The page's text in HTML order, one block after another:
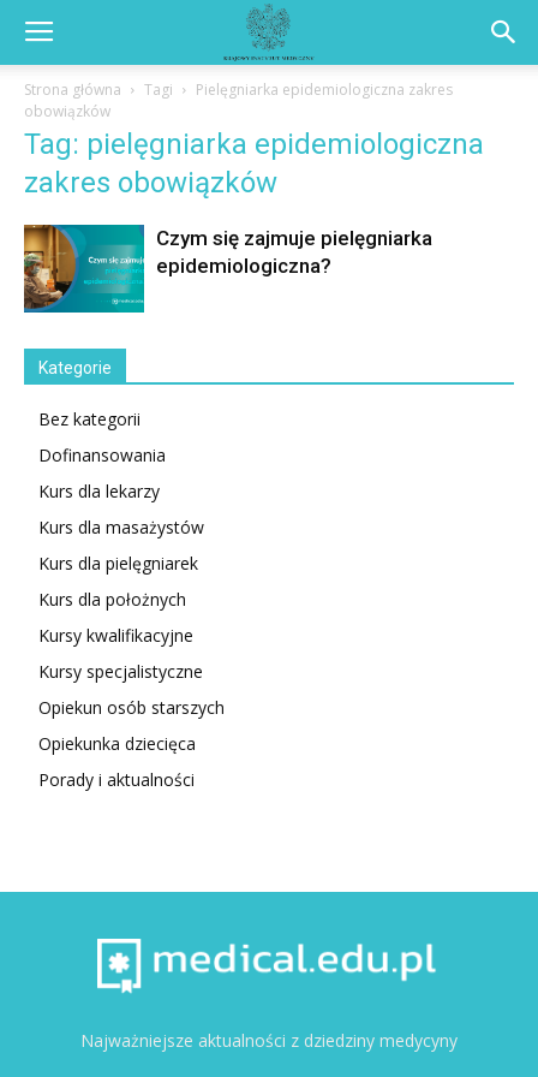
Strona główna Tagi
Pielęgniarka epidemiologiczna zakres
obowiązków
Tag: pielęgniarka epidemiologiczna
zakres obowiązków
Czym się zajmuje pielęgniarka
epidemiologiczna?
Kategorie
Bez kategorii
Dofinansowania
Kurs dla lekarzy
Kurs dla masażystów
Kurs dla pielęgniarek
Kurs dla położnych
Kursy kwalifikacyjne
Kursy specjalistyczne
Opiekun osób starszych
Opiekunka dziecięca
Porady i aktualności
Najważniejsze aktualności z dziedziny medycyny